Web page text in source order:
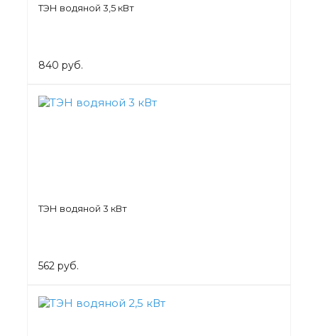
ТЭН водяной 3,5 кВт
840 руб.
ТЭН водяной 3 кВт
562 руб.